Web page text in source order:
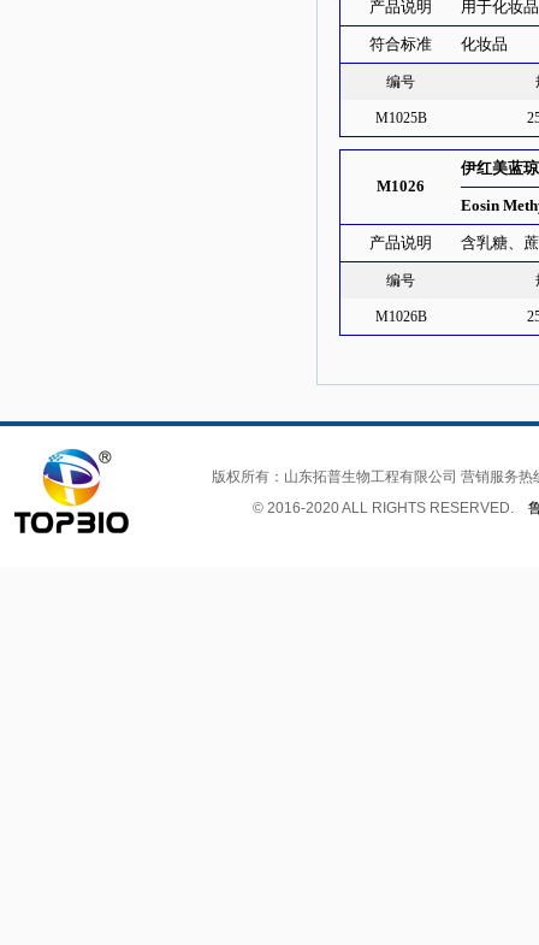
产品说明 用于化妆
符合标准 化妆品
编号
M1025B
M1026
伊红美蓝
Eosin
产品说明 含乳糖、
编号
M1026B
版权所有：山东拓普生物工程有限公司 营销服务热
© 2016-2020 ALL RIGHTS RESERVED.